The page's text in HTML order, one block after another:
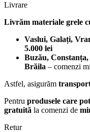
Livrare
Livrăm materiale grele
Vaslui, Galați,
5.000 lei
Buzău, Constanța,
Brăila – comenzi
Astfel, asigurăm
Pentru produsele care
gratuită la comenzi de
Retur